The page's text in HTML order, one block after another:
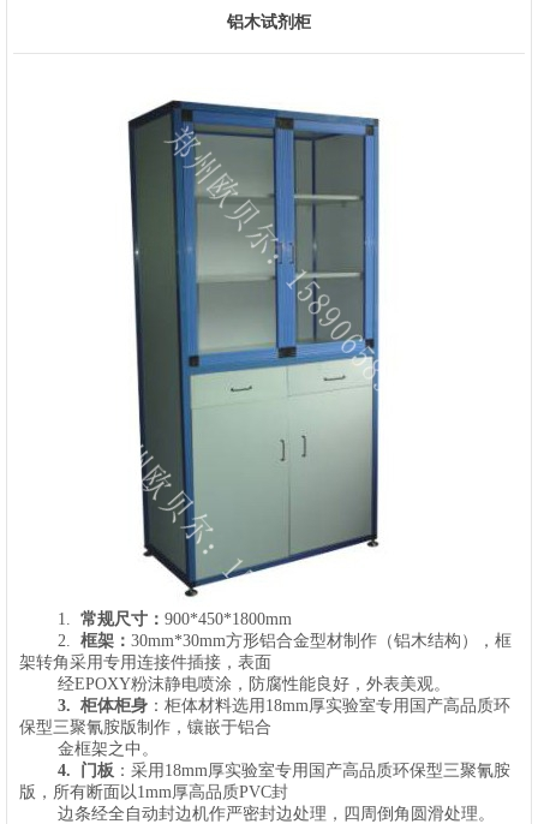
不锈钢实验台（工具存放柜）
不锈钢工作台（器皿清洗）
不锈钢工作台（多层）
不锈钢工作台
铝木试剂柜
1. 常规尺寸： 900*450*1800mm
2.
框架： 30mm*30mm方形铝合金型材制作（铝木结构），框
架转角采用专用连接件插接，表面
经EPOXY粉沫静电喷涂，防腐性能良好，外表美观。
3. 柜体柜身 ： 柜体材料选用18mm厚实验室专用国产高品质环
保型三聚氰胺版制作 ，镶嵌于铝合
金框架之中。
4.
门板 ：采用 18mm厚实验室专用国产高品质环保型三聚氰胺
版 ，所有断面以1mm厚高品质PVC封
边条经全自动封边机作严密封边处理，四周倒角圆滑处理。